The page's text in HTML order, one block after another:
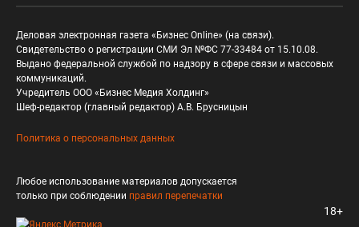
Деловая электронная газета «Бизнес Online» (на связи).
Свидетельство о регистрации СМИ Эл №ФС 77-33484 от 15.10.08.
Выдано федеральной службой по надзору в сфере связи и массовых
коммуникаций.
Учредитель ООО «Бизнес Медия Холдинг»
Шеф-редактор (главный редактор) А.В. Брусницын
Политика о персональных данных
Любое использование материалов допускается
только при соблюдении правил перепечатки
18+